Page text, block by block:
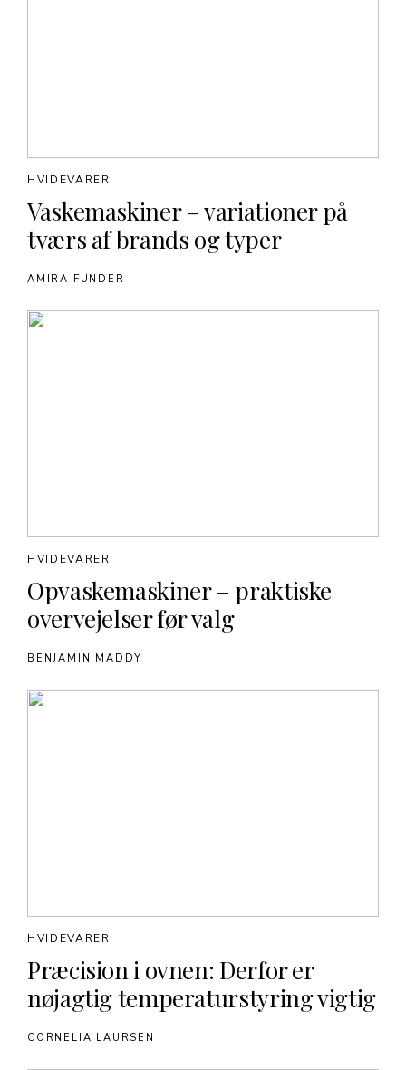
Vaskemaskiner – variationer på
tværs af brands og typer
HVIDEVARER
AMIRA FUNDER
Opvaskemaskiner – praktiske
overvejelser før valg
HVIDEVARER
BENJAMIN MADDY
Præcision i ovnen: Derfor er
nøjagtig temperaturstyring vigtig
HVIDEVARER
CORNELIA LAURSEN